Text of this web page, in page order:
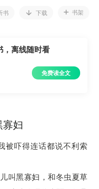
书 下载 书架
，离线随时看
免费读全文
妇
被吓得连话都说不利索
叫黑寡妇，和冬虫夏草